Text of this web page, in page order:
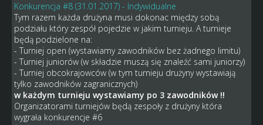
Konkurencja #8 (31.01.2017) - Indywidualne
Tym razem każda drużyna musi dokonac między sobą
podziału który zespół pojedzie w jakim turnieju. A turnieje
będą podzielone na:
- Turniej open (wystawiamy zawodników bez żadnego limitu)
- Turniej juniorów (w składzie muszą się znaleźć sami juniorzy)
- Turniej obcokrajowców (w tym turnieju drużyny wystawiają
tylko zawodników zagranicznych)
w każdym turnieju wystawiamy po 3 zawodników !!
Organizatorami turniejów będą zespoły z drużyny która
wygrała konkurencje #6